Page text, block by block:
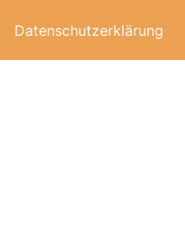
Datenschutzerklärung